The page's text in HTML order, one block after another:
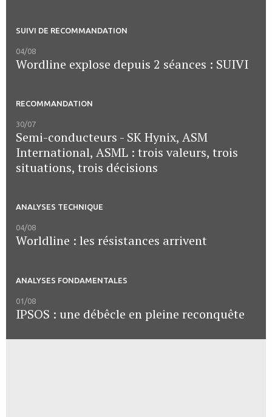
SUIVI DE RECOMMANDATION
04/08
Wordline explose depuis 2 séances : SUIVI
RECOMMANDATION
30/07
Semi-conducteurs - SK Hynix, ASM
International, ASML : trois valeurs, trois
situations, trois décisions
ANALYSES TECHNIQUE
04/08
Worldline : les résistances arrivent
ANALYSES FONDAMENTALES
01/08
IPSOS : une débêcle en pleine reconquête